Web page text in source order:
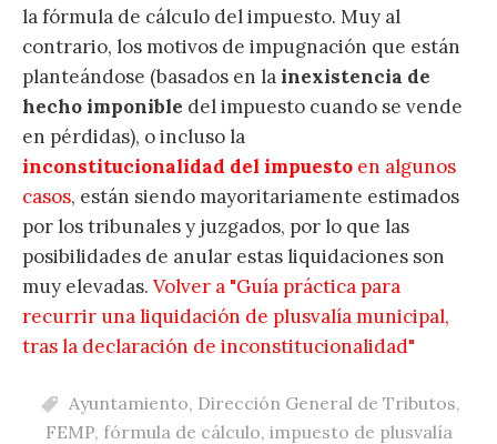
la fórmula de cálculo del impuesto. Muy al
contrario, los motivos de impugnación que están
planteándose (basados en lainexistencia de
hecho imponible del impuesto cuando se vende
en pérdidas), o incluso la
inconstitucionalidad del impuesto en algunos
casos, están siendo mayoritariamente estimados
por los tribunales y juzgados, por lo que las
posibilidades de anular estas liquidaciones son
muy elevadas. Volver a "Guía práctica para
recurrir una liquidación de plusvalía municipal,
tras la declaración de inconstitucionalidad"
Ayuntamiento, Dirección General de Tributos,
FEMP, fórmula de cálculo, impuesto de plusvalía